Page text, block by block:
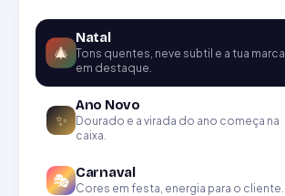
🎄
Natal
Tons quentes, neve subtil e a tua marca
em destaque.
✨
Ano Novo
Dourado e a virada do ano começa na
caixa.
🎭 Carnaval
Cores em festa, energia para o cliente.